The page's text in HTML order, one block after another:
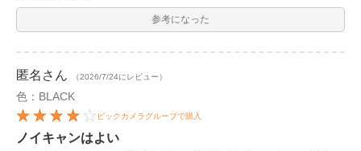
参考になった
匿名 さん （2026/7/24にレビュー）
色：BLACK
ビックカメラグループで購入
ノイキャンはよい